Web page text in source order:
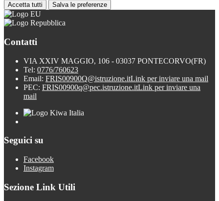
Accetta tutti Salva le preferenze
Contatti
VIA XXIV MAGGIO, 106 - 03037 PONTECORVO(FR)
Tel: 0776/760623
Email: FRIS00900Q@istruzione.itLink per inviare una mail
PEC: FRIS00900q@pec.istruzione.itLink per inviare una
mail
Seguici su
Facebook
Instagram
Sezione Link Utili